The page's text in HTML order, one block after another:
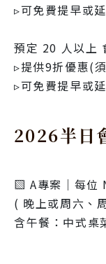
▹可免費提早或
預定 20 人以上
▹提供9折優惠(
▹可免費提早或
2026半日
▧ A專案｜每位
( 晚上或周六、
含午餐：中式桌